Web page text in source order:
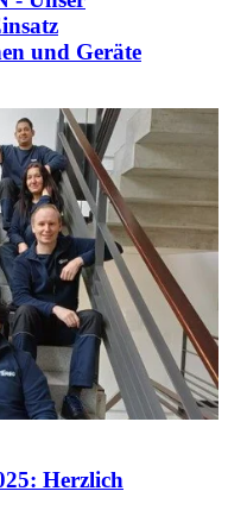
und Geräte
Herzlich